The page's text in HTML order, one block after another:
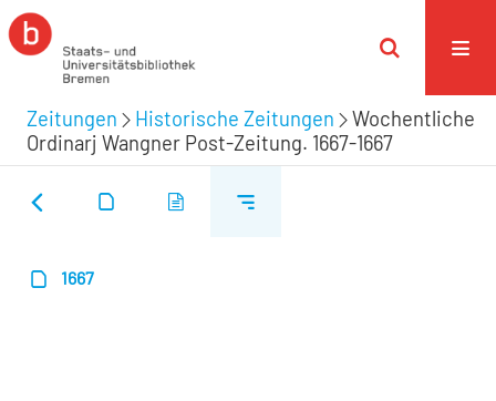
Zeitungen Historische Zeitungen
Wochentliche
Ordinarj Wangner Post-Zeitung. 1667-1667
1667